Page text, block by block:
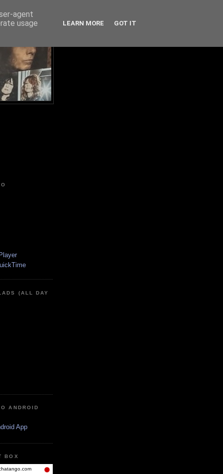
(ALL DAY
ANDROID
App
BOX
agent
usage
LEARN MORE GOT IT